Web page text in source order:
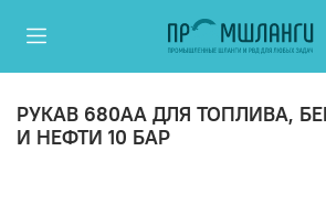
РУКАВ 680AA ДЛЯ ТОПЛИВА,
И НЕФТИ 10 БАР